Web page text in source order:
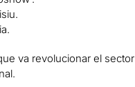
va revolucionar el sector